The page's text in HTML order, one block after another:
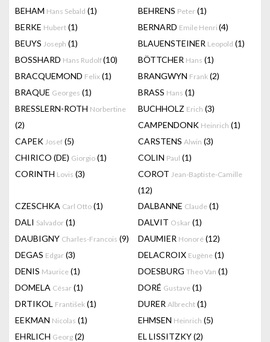
BEHAM Hans Sebald (1) BEHRENS Peter (1)
BERKE Hubert (1) BERNARD Emile Henri (4)
BEUYS Joseph (1) BLAUENSTEINER Leopold (1)
BOSSHARD Hans Rudolf(10) BÖTTCHER Hans (1)
BRACQUEMOND Felix (1) BRANGWYN Frank (2)
BRAQUE Georges (1) BRASS Hans (1)
BRESSLERN-ROTH Norbertine
(2)
BUCHHOLZ Erich (3)
CAMPENDONK Heinrich (1)
CAPEK Josef (5) CARSTENS Alwin (3)
CHIRICO (DE) Giorgio (1) COLIN Paul (1)
CORINTH Lovis (3) COROT Jean-Baptiste-Camille
(12)
CZESCHKA Carl Otto (1) DALBANNE Claude (1)
DALI Salvador (1) DALVIT Oskar (1)
DAUBIGNY Charles-Francois (9) DAUMIER Honoré (12)
DEGAS Edgar (3) DELACROIX Eugène (1)
DENIS Maurice (1) DOESBURG Theo Van (1)
DOMELA César (1) DORÉ Gustave (1)
DRTIKOL František (1) DURER Albrecht (1)
EEKMAN Nicolas (1) EHMSEN Heinrich (5)
EHRLICH Georg (2) EL LISSITZKY(2)